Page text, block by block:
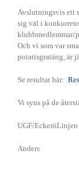
Avslutningsvis ett
sig väl i
klubbmedlemmar/
Och vi som var
potatisgratäng, är
Se resultat här:
Vi syns på de
UGF/
Anders